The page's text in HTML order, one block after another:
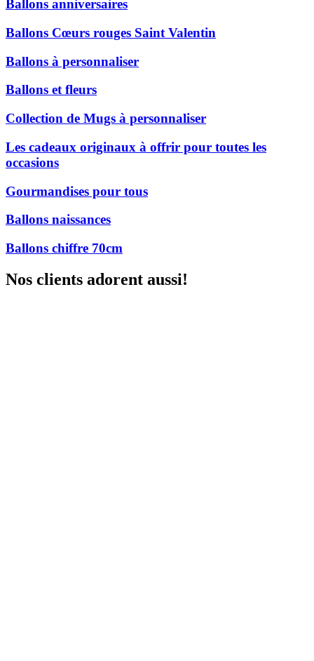
Ballons anniversaires
Ballons Cœurs rouges Saint Valentin
Ballons à personnaliser
Ballons et fleurs
Collection de Mugs à personnaliser
Les cadeaux originaux à offrir pour toutes les
occasions
Gourmandises pour tous
Ballons naissances
Ballons chiffre 70cm
Nos clients adorent aussi!